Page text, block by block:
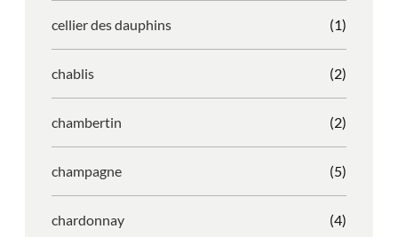
cellier des dauphins (1)
chablis (2)
chambertin (2)
champagne (5)
chardonnay (4)